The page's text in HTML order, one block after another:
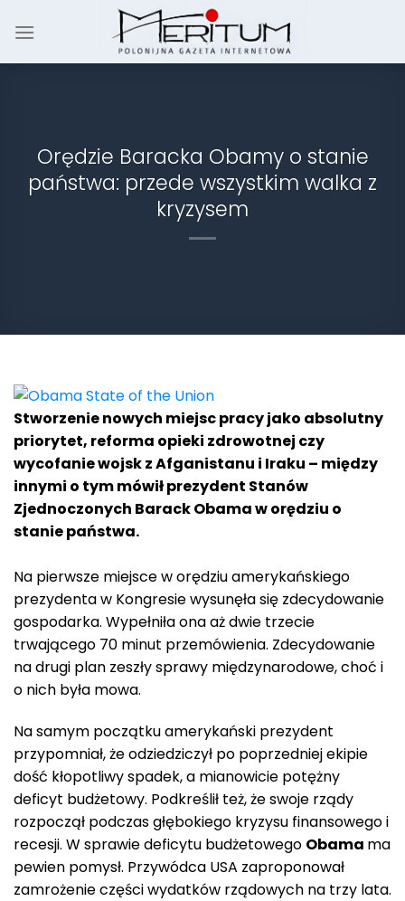
Orędzie Baracka Obamy o stanie
państwa: przede wszystkim walka z
kryzysem
Stworzenie nowych miejsc pracy jako absolutny
priorytet, reforma opieki zdrowotnej czy
wycofanie wojsk z Afganistanu i Iraku – między
innymi o tym mówił prezydent Stanów
Zjednoczonych Barack Obama w orędziu o
stanie państwa.
Na pierwsze miejsce w orędziu amerykańskiego
prezydenta w Kongresie wysunęła się zdecydowanie
gospodarka. Wypełniła ona aż dwie trzecie
trwającego 70 minut przemówienia. Zdecydowanie
na drugi plan zeszły sprawy międzynarodowe, choć i
o nich była mowa.
Na samym początku amerykański prezydent
przypomniał, że odziedziczył po poprzedniej ekipie
dość kłopotliwy spadek, a mianowicie potężny
deficyt budżetowy. Podkreślił też, że swoje rządy
rozpoczął podczas głębokiego kryzysu finansowego i
recesji. W sprawie deficytu budżetowego Obama ma
pewien pomysł. Przywódca USA zaproponował
zamrożenie części wydatków rządowych na trzy lata.